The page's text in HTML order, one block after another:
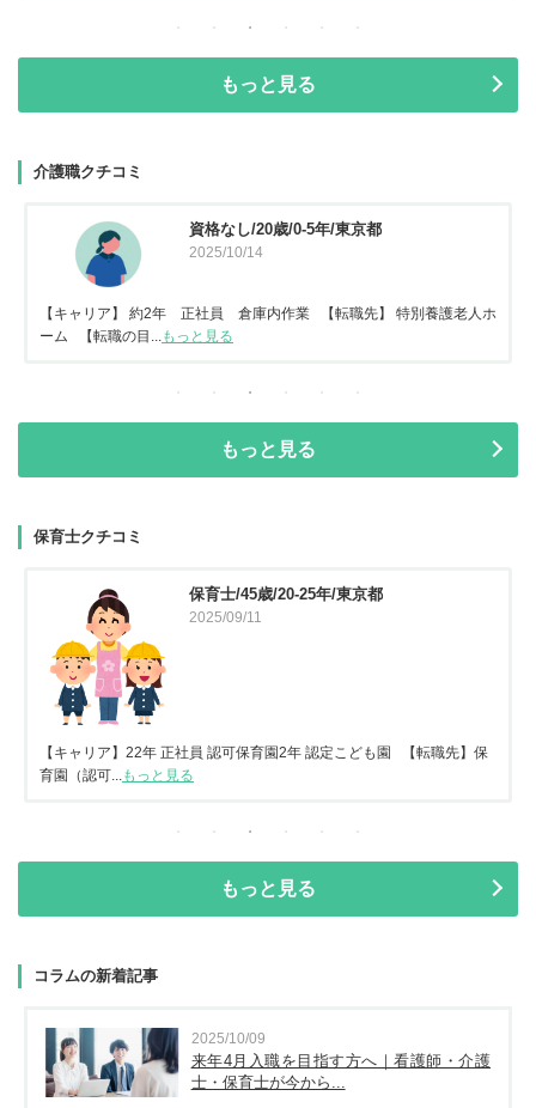
もっと見る
介護職クチコミ
資格なし/20歳/0-5年/東京都
2025/10/14
【キャリア】 約2年 正社員 倉庫内作業 【転職先】 特別養護老人ホ
ーム 【転職の目...もっと見る
もっと見る
保育士クチコミ
保育士/45歳/20-25年/東京都
2025/09/11
【キャリア】22年 正社員 認可保育園2年 認定こども園 【転職先】保
育園（認可...
もっと見る
もっと見る
コラムの新着記事
2025/10/09
来年4月入職を目指す方へ｜看護師・介護
士・保育士が今から...